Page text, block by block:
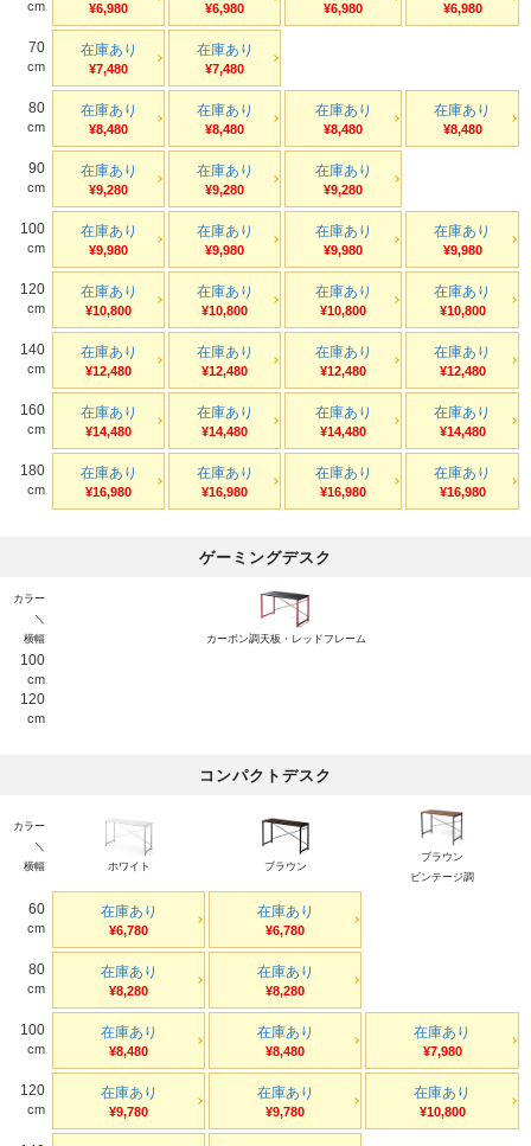
cm ¥6,980 ¥6,980 ¥6,980 ¥6,980
70
cm
在庫あり
¥7,480
在庫あり
¥7,480
80
cm
在庫あり
¥8,480
在庫あり
¥8,480
在庫あり
¥8,480
在庫あり
¥8,480
90
cm
在庫あり
¥9,280
在庫あり
¥9,280
在庫あり
¥9,280
100
cm
在庫あり
¥9,980
在庫あり
¥9,980
在庫あり
¥9,980
在庫あり
¥9,980
120
cm
在庫あり
¥10,800
在庫あり
¥10,800
在庫あり
¥10,800
在庫あり
¥10,800
140
cm
在庫あり
¥12,480
在庫あり
¥12,480
在庫あり
¥12,480
在庫あり
¥12,480
160
cm
在庫あり
¥14,480
在庫あり
¥14,480
在庫あり
¥14,480
在庫あり
¥14,480
180
cm
在庫あり
¥16,980
在庫あり
¥16,980
在庫あり
¥16,980
在庫あり
¥16,980
ゲーミングデスク
カラー
＼
横幅
カーボン調天板・レッドフレーム
100
cm
120
cm
コンパクトデスク
カラー
＼
横幅
ホワイト ブラウン
ブラウン
ビンテージ調
60
cm
在庫あり
¥6,780
在庫あり
¥6,780
80
cm
在庫あり
¥8,280
在庫あり
¥8,280
100
cm
在庫あり
¥8,480
在庫あり
¥8,480
在庫あり
¥7,980
120
cm
在庫あり
¥9,780
在庫あり
¥9,780
在庫あり
¥10,800